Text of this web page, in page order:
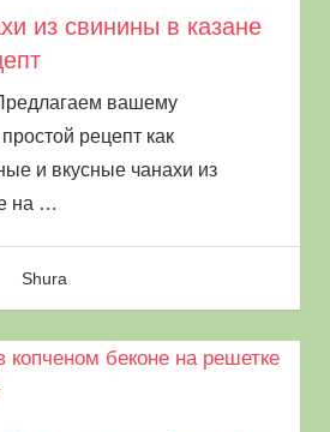
из свинины в казане
вашему
рецепт как
и вкусные чанахи из
на …
Shura